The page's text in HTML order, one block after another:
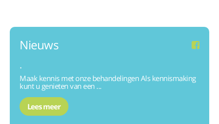
Nieuws
.
Maak kennis met onze behandelingen Als kennismaking
kunt u genieten van een ...
Lees meer